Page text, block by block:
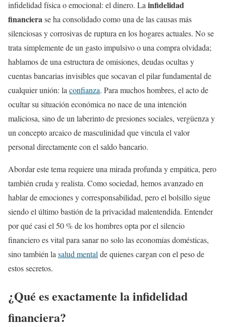
infidelidad física o emocional: el dinero. La infidelidad
financierase ha consolidado como una de las causas más
silenciosas y corrosivas de ruptura en los hogares actuales. No se
trata simplemente de un gasto impulsivo o una compra olvidada;
hablamos de una estructura de omisiones, deudas ocultas y
cuentas bancarias invisibles que socavan el pilar fundamental de
cualquier unión: la confianza. Para muchos hombres, el acto de
ocultar su situación económica no nace de una intención
maliciosa, sino de un laberinto de presiones sociales, vergüenza y
un concepto arcaico de masculinidad que vincula el valor
personal directamente con el saldo bancario.
Abordar este tema requiere una mirada profunda y empática, pero
también cruda y realista. Como sociedad, hemos avanzado en
hablar de emociones y corresponsabilidad, pero el bolsillo sigue
siendo el último bastión de la privacidad malentendida. Entender
por qué casi el 50 % de los hombres opta por el silencio
financiero es vital para sanar no solo las economías domésticas,
sino también la salud mental de quienes cargan con el peso de
estos secretos.
¿Qué es exactamente la infidelidad
financiera?